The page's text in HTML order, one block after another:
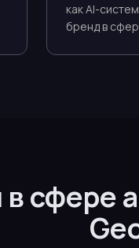
как AI-
бренд в
в сфере